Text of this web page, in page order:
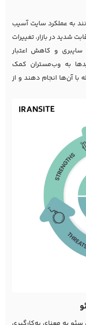
به عملکرد سایت آسیب
شدید در بازار، تغییرات
سایبری و کاهش اعتبار
به وب‌مستران کمک
با آن‌ها انجام دهند و از